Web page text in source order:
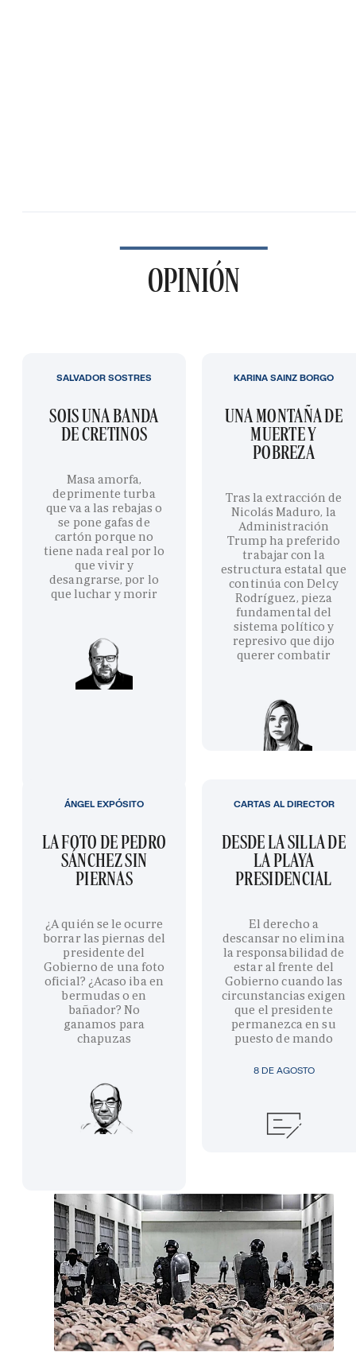
OPINIÓN
SOIS UNA BANDA
DE CRETINOS
Masa amorfa,
deprimente turba
que va a las rebajas o
se pone gafas de
cartón porque no
tiene nada real por lo
que vivir y
desangrarse, por lo
que luchar y morir
SALVADOR SOSTRES
UNA MONTAÑA DE
MUERTE Y
POBREZA
Tras la extracción de
Nicolás Maduro, la
Administración
Trump ha preferido
trabajar con la
estructura estatal que
continúa con Delcy
Rodríguez, pieza
fundamental del
sistema político y
represivo que dijo
querer combatir
KARINA SAINZ BORGO
LA FOTO DE PEDRO
SÁNCHEZ SIN
PIERNAS
¿A quién se le ocurre
borrar las piernas del
presidente del
Gobierno de una foto
oficial? ¿Acaso iba en
bermudas o en
bañador? No
ganamos para
chapuzas
ÁNGEL EXPÓSITO
8 DE AGOSTO
DESDE LA SILLA DE
LA PLAYA
PRESIDENCIAL
El derecho a
descansar no elimina
la responsabilidad de
estar al frente del
Gobierno cuando las
circunstancias exigen
que el presidente
permanezca en su
puesto de mando
CARTAS AL DIRECTOR